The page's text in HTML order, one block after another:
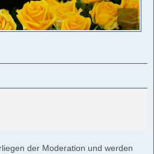
der Moderation und werden